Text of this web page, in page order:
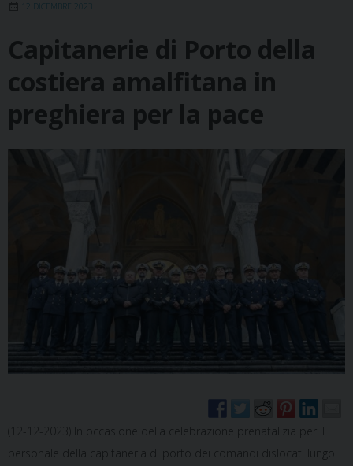
12 DICEMBRE 2023
Capitanerie di Porto della
costiera amalfitana in
preghiera per la pace
(12-12-2023) In occasione della celebrazione prenatalizia per il
personale della capitaneria di porto dei comandi dislocati lungo